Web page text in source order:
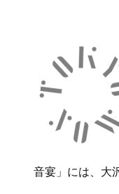
音宴」には、大